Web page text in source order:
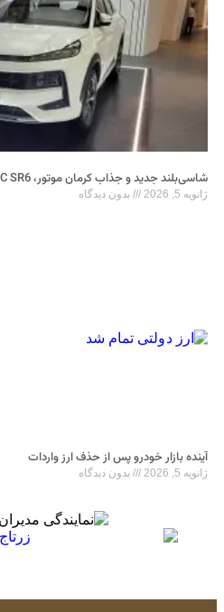
شاسی‌بلند جدید و جذاب کرمان موتور، KMC SR6، به بازار می‌آید
ژانویه 5, 2026 بدون دیدگاه
آینده بازار خودرو پس از حذف ارز واردات
ژانویه 5, 2026 بدون دیدگاه